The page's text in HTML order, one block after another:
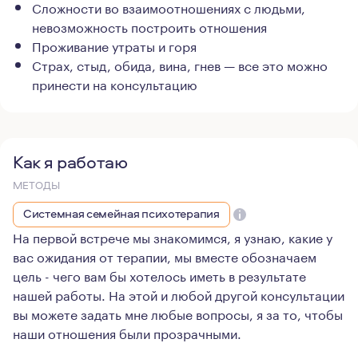
Сложности во взаимоотношениях с людьми,
невозможность построить отношения
Проживание утраты и горя
Страх, стыд, обида, вина, гнев — все это можно
принести на консультацию
Как я работаю
МЕТОДЫ
Системная семейная психотерапия
На первой встрече мы знакомимся, я узнаю, какие у
вас ожидания от терапии, мы вместе обозначаем
цель - чего вам бы хотелось иметь в результате
нашей работы. На этой и любой другой консультации
вы можете задать мне любые вопросы, я за то, чтобы
наши отношения были прозрачными.